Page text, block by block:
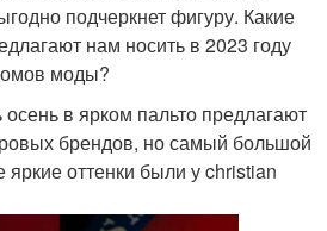
подчеркнет фигуру. Какие
нам носить в 2023 году
моды?
осень в ярком пальто предлагают
брендов, но самый большой
оттенки были у christian